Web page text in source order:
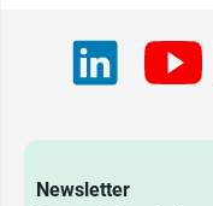
Newsletter